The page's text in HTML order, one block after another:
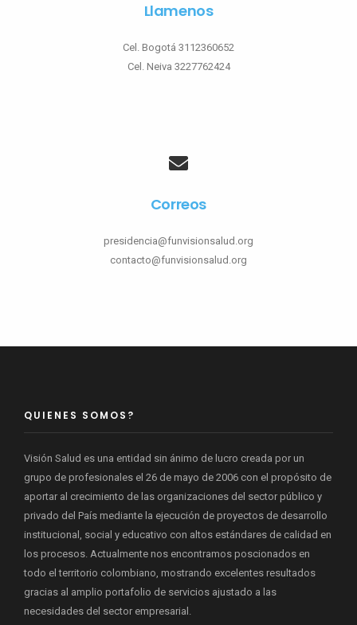
Llamenos
Cel. Bogotá 3112360652
Cel. Neiva 3227762424
Correos
presidencia@funvisionsalud.org
contacto@funvisionsalud.org
QUIENES SOMOS?
Visión Salud es una entidad sin ánimo de lucro creada por un
grupo de profesionales el 26 de mayo de 2006 con el propósito de
aportar al crecimiento de las organizaciones del sector público y
privado del País mediante la ejecución de proyectos de desarrollo
institucional, social y educativo con altos estándares de calidad en
los procesos. Actualmente nos encontramos poscionados en
todo el territorio colombiano, mostrando excelentes resultados
gracias al amplio portafolio de servicios ajustado a las
necesidades del sector empresarial.